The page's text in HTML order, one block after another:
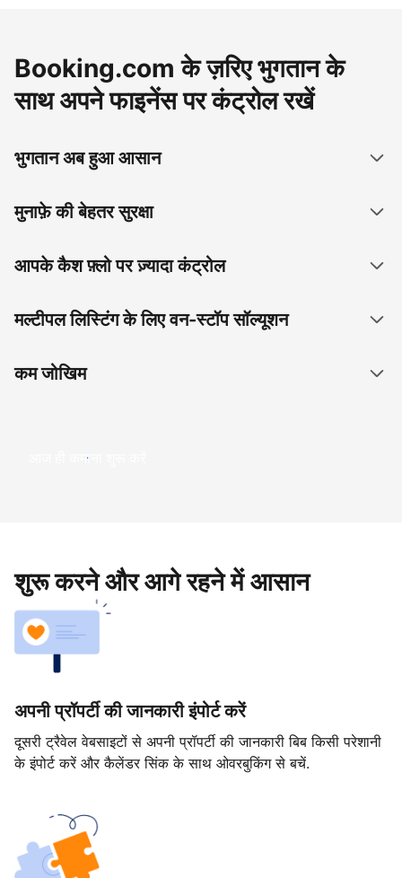
Booking.com के ज़रिए भुगतान के
साथ अपने फाइनेंस पर कंट्रोल रखें
भुगतान अब हुआ आसान
मुनाफ़े की बेहतर सुरक्षा
आपके कैश फ़्लो पर ज़्यादा कंट्रोल
मल्टीपल लिस्टिंग के लिए वन-स्टॉप सॉल्यूशन
कम जोखिम
आज ही कमाना शुरू करें
शुरू करने और आगे रहने में आसान
अपनी प्रॉपर्टी की जानकारी इंपोर्ट करें
दूसरी ट्रैवेल वेबसाइटों से अपनी प्रॉपर्टी की जानकारी बिब किसी परेशानी
के इंपोर्ट करें और कैलेंडर सिंक के साथ ओवरबुकिंग से बचें.